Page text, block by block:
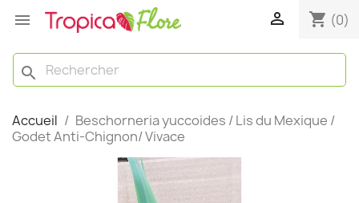
  shopping_cart (0)
search
Accueil
Beschorneria yuccoides / Lis du Mexique /
Godet Anti-Chignon/ Vivace